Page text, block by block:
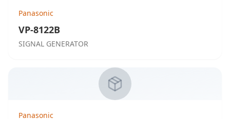
Panasonic
VP-8122B
SIGNAL GENERATOR
Panasonic